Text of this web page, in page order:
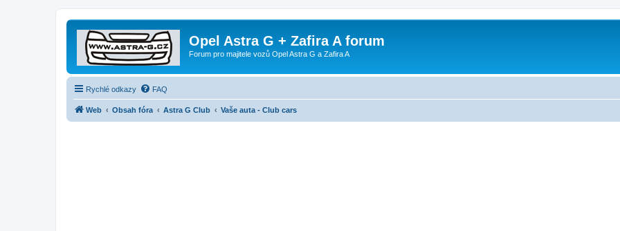
Opel Astra G + Zafira A forum
Forum pro majitele vozů Opel Astra G a Zafira A
Rychlé odkazy FAQ
Web Obsah fóra Astra G Club Vaše auta - Club cars